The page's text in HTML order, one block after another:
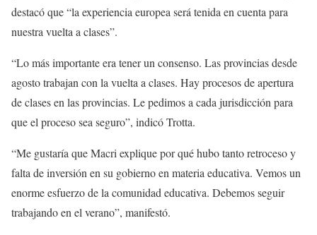
destacó que “la experiencia europea será tenida en cuenta para
nuestra vuelta a clases”.
“Lo más importante era tener un consenso. Las provincias desde
agosto trabajan con la vuelta a clases. Hay procesos de apertura
de clases en las provincias. Le pedimos a cada jurisdicción para
que el proceso sea seguro”, indicó Trotta.
“Me gustaría que Macri explique por qué hubo tanto retroceso y
falta de inversión en su gobierno en materia educativa. Vemos un
enorme esfuerzo de la comunidad educativa. Debemos seguir
trabajando en el verano”, manifestó.